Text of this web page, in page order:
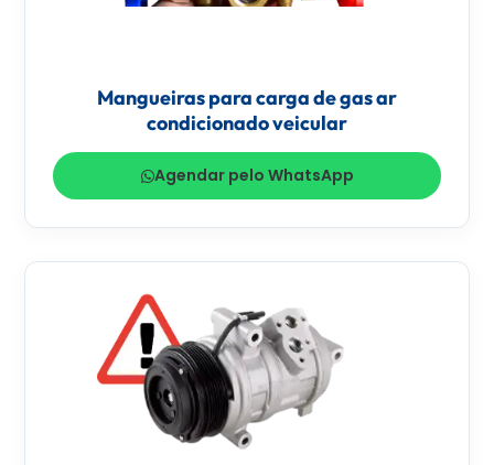
Mangueiras para carga de gas ar
condicionado veicular
Agendar pelo WhatsApp